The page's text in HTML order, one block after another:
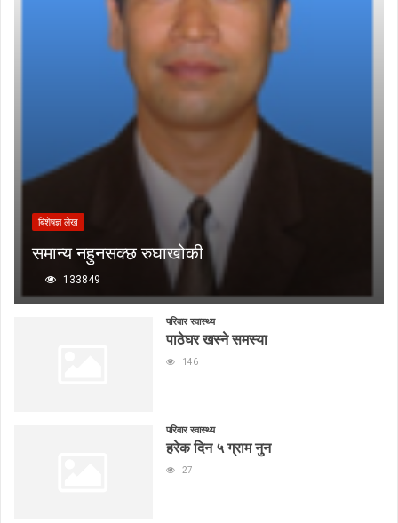
बिशेषज्ञ लेख
समान्य नहुनसक्छ रुघाखोकी
133849
परिवार स्वास्थ्य
पाठेघर खस्ने समस्या
146
परिवार स्वास्थ्य
हरेक दिन ५ ग्राम नुन
27